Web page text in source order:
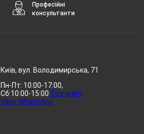
Професійні
консультанти
Київ, вул. Володимирська, 71
Пн-Пт: 10:00-17:00,
Сб:10:00-15:00 Telegram
ViberWhatsApp